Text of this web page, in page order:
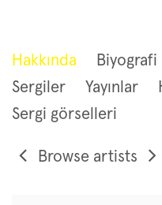
SARKİS
Hakkında Biyografi
Sergiler
Yayınlar
Sergi görselleri
Browse artists